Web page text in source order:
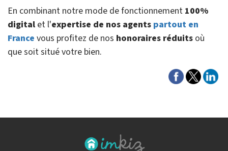
En combinant notre mode de fonctionnement 100%
digital et l'expertise de nos agents partout en
France vous profitez de nos honoraires réduits où
que soit situé votre bien.